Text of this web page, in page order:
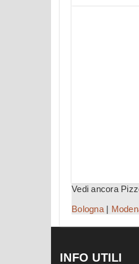
Vedi ancora
Bologna|
INFO UTILI